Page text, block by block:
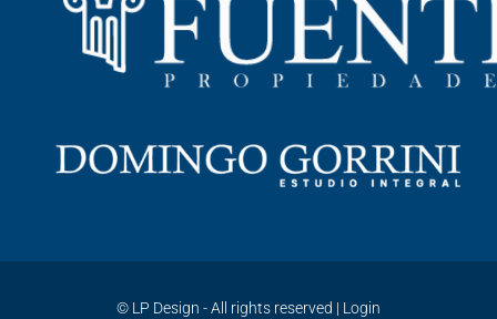
© LP Design - All rights reserved | Login